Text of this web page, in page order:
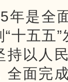
年是全
“十五五
持以人
全面完